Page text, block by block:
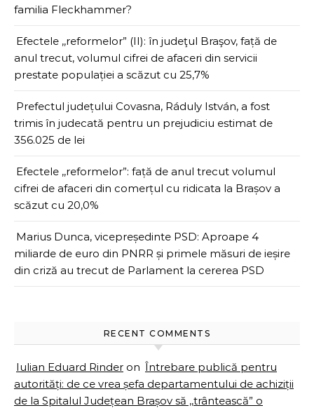
familia Fleckhammer?
Efectele ,,reformelor” (II): în judeţul Braşov, față de
anul trecut, volumul cifrei de afaceri din servicii
prestate populației a scăzut cu 25,7%
Prefectul județului Covasna, Ráduly István, a fost
trimis în judecată pentru un prejudiciu estimat de
356.025 de lei
Efectele ,,reformelor”: față de anul trecut volumul
cifrei de afaceri din comerțul cu ridicata la Brașov a
scăzut cu 20,0%
Marius Dunca, vicepreședinte PSD: Aproape 4
miliarde de euro din PNRR și primele măsuri de ieșire
din criză au trecut de Parlament la cererea PSD
RECENT COMMENTS
Iulian Eduard Rinder on Întrebare publică pentru
autorități: de ce vrea șefa departamentului de achiziții
de la Spitalul Județean Brașov să ,,trântească” o